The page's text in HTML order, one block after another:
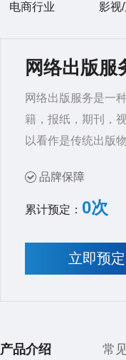
电商行业 影视
网络出版服
网络出版服务是一
籍，报纸，期刊，
以看作是传统出版
品牌保障
累计预定： 0次
立即预定
产品介绍 常